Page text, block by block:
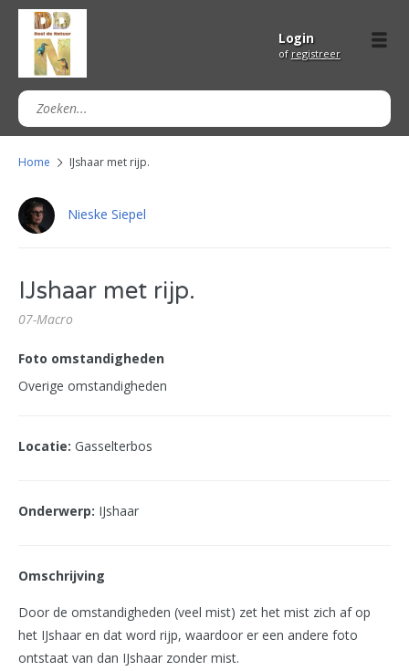
Login
of registreer
Home IJshaar met rijp.
Nieske Siepel
IJshaar met rijp.
07-Macro
Foto omstandigheden
Overige omstandigheden
Locatie: Gasselterbos
Onderwerp: IJshaar
Omschrijving
Door de omstandigheden (veel mist) zet het mist zich af op
het IJshaar en dat word rijp, waardoor er een andere foto
ontstaat van dan IJshaar zonder mist.